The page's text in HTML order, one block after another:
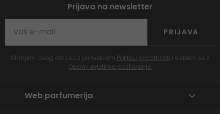
Prijava na newsletter
PRIJAVA
Slanjem ovog obrasca prihvaćam Politiku privatnosti i slažem se s
Općim uvjetima poslovanja
Web parfumerija